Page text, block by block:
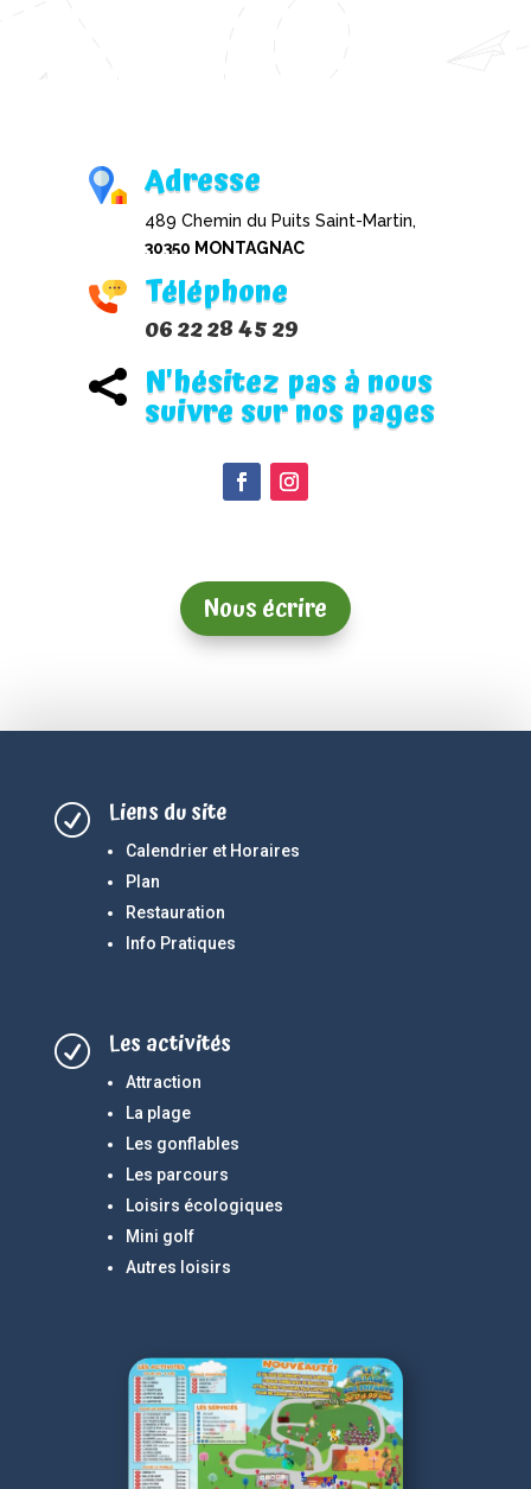
Adresse
489 Chemin du Puits Saint-Martin,
30350 MONTAGNAC
Téléphone
06 22 28 45 29
 N'hésitez pas à nous
suivre sur nos pages
Nous écrire
R Liens du site
Calendrier et Horaires
Plan
Restauration
Info Pratiques
R Les activités
Attraction
La plage
Les gonflables
Les parcours
Loisirs écologiques
Mini golf
Autres loisirs